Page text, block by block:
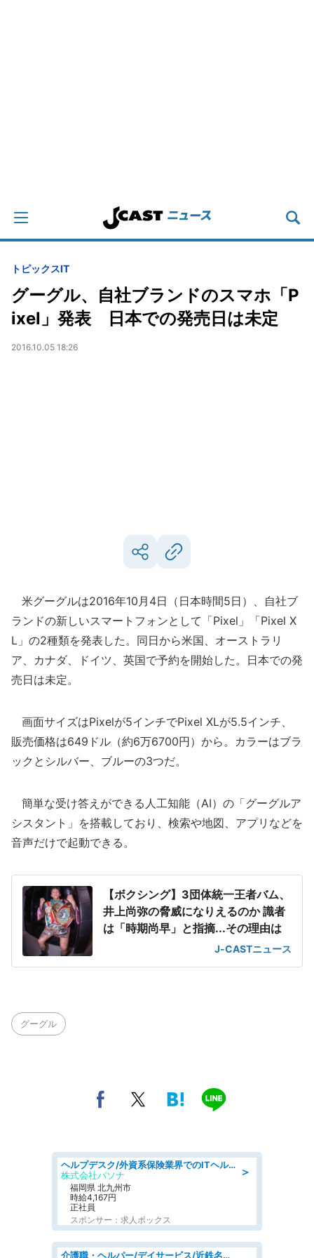
トピックスIT
グーグル、自社ブランドのスマホ「P
ixel」発表 日本での発売日は未定
2016.10.05 18:26
米グーグルは2016年10月4日（日本時間5日）、自社ブ
ランドの新しいスマートフォンとして「Pixel」「Pixel X
L」の2種類を発表した。同日から米国、オーストラリ
ア、カナダ、ドイツ、英国で予約を開始した。日本での発
売日は未定。
画面サイズはPixelが5インチでPixel XLが5.5インチ、
販売価格は649ドル（約6万6700円）から。カラーはブラ
ックとシルバー、ブルーの3つだ。
簡単な受け答えができる人工知能（AI）の「グーグルア
シスタント」を搭載しており、検索や地図、アプリなどを
音声だけで起動できる。
【ボクシング】3団体統一王者バム、
井上尚弥の脅威になりえるのか 識者
は「時期尚早」と指摘...その理由は
J-CASTニュース
グーグル
＞
ヘルプデスク/外資系保険業界でのITヘルプデスク業務/駅近/即日勤務可/ヘルプデスク
株式会社パソナ
福岡県 北九州市
時給4,167円
正社員
スポンサー：求人ボックス
介護職・ヘルパー/デイサービス/近鉄名古屋線 高田本山/津市/三重県